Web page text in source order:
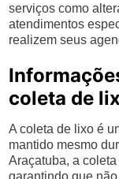
serviços como
atendimentos
realizem seus
coleta de
A coleta de lixo é
mantido mesmo
Araçatuba, a
garantindo que